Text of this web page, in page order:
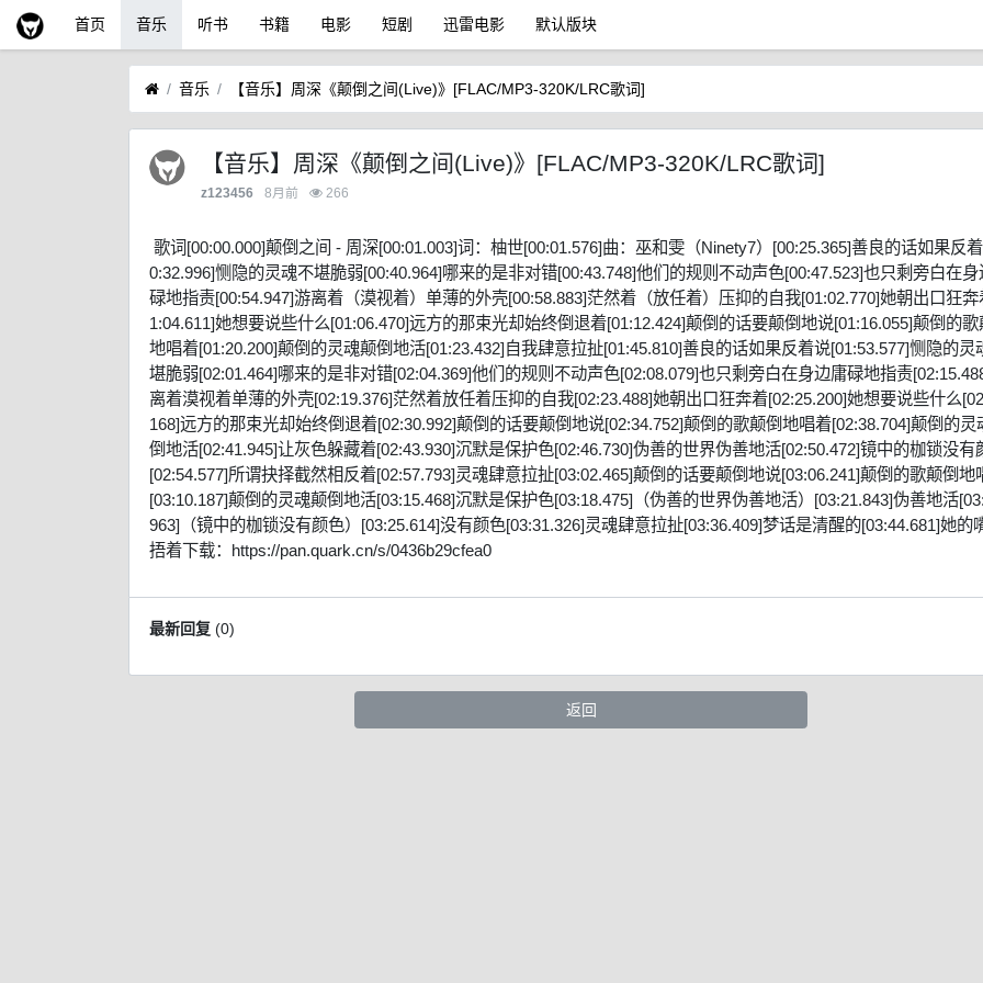
首页 音乐 听书 书籍 电影 短剧 迅雷电影 默认版块
音乐 【音乐】周深《颠倒之间(Live)》[FLAC/MP3-320K/LRC歌词]
【音乐】周深《颠倒之间(Live)》[FLAC/MP3-320K/LRC歌词]
z123456 8月前 266
歌词[00:00.000]颠倒之间 - 周深[00:01.003]词：柚世[00:01.576]曲：巫和雯（Ninety7）[00:25.365]善良的话如果反
0:32.996]恻隐的灵魂不堪脆弱[00:40.964]哪来的是非对错[00:43.748]他们的规则不动声色[00:47.523]也只剩旁白在身
碌地指责[00:54.947]游离着（漠视着）单薄的外壳[00:58.883]茫然着（放任着）压抑的自我[01:02.770]她朝出口狂奔
1:04.611]她想要说些什么[01:06.470]远方的那束光却始终倒退着[01:12.424]颠倒的话要颠倒地说[01:16.055]颠倒的歌
地唱着[01:20.200]颠倒的灵魂颠倒地活[01:23.432]自我肆意拉扯[01:45.810]善良的话如果反着说[01:53.577]恻隐的灵
堪脆弱[02:01.464]哪来的是非对错[02:04.369]他们的规则不动声色[02:08.079]也只剩旁白在身边庸碌地指责
离着漠视着单薄的外壳[02:19.376]茫然着放任着压抑的自我[02:23.488]她朝出口狂奔着[02:25.200]她想要说些什么
168]远方的那束光却始终倒退着[02:30.992]颠倒的话要颠倒地说[02:34.752]颠倒的歌颠倒地唱着[02:38.704]颠倒的灵
倒地活[02:41.945]让灰色躲藏着[02:43.930]沉默是保护色[02:46.730]伪善的世界伪善地活[02:50.472]镜中的枷锁没有
[02:54.577]所谓抉择截然相反着[02:57.793]灵魂肆意拉扯[03:02.465]颠倒的话要颠倒地说[03:06.241]颠倒的歌颠倒地
[03:10.187]颠倒的灵魂颠倒地活[03:15.468]沉默是保护色[03:18.475]（伪善的世界伪善地活）[03:21.843]伪善地活
963]（镜中的枷锁没有颜色）[03:25.614]没有颜色[03:31.326]灵魂肆意拉扯[03:36.409]梦话是清醒的[03:44.681]她的
捂着下载：https://pan.quark.cn/s/0436b29cfea0
最新回复(0)
返回